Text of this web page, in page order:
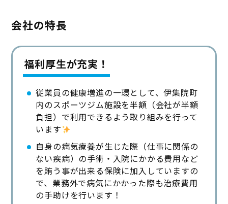
会社の特長
福利厚生が充実！
従業員の健康増進の一環として、伊集院町
内のスポーツジム施設を半額（会社が半額
負担）で利用できるよう取り組みを行って
います
自身の病気療養が生じた際（仕事に関係の
ない疾病）の手術・入院にかかる費用など
を賄う事が出来る保険に加入していますの
で、業務外で病気にかかった際も治療費用
の手助けを行います！